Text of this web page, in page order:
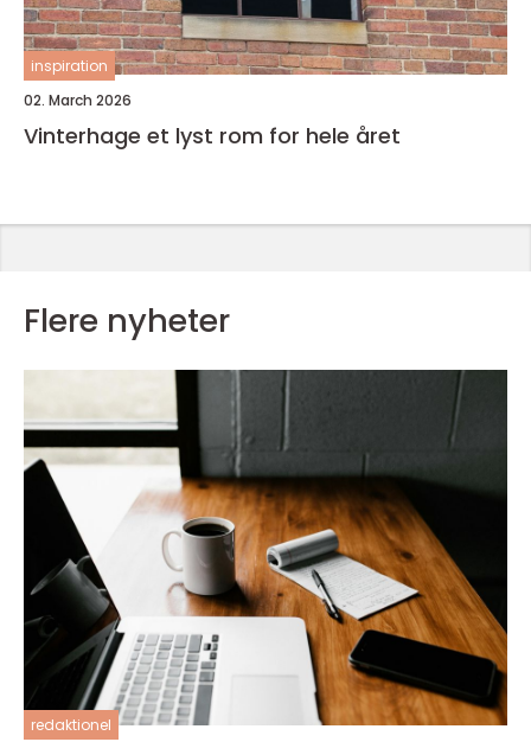
inspiration
02. March 2026
Vinterhage et lyst rom for hele året
Flere nyheter
redaktionel